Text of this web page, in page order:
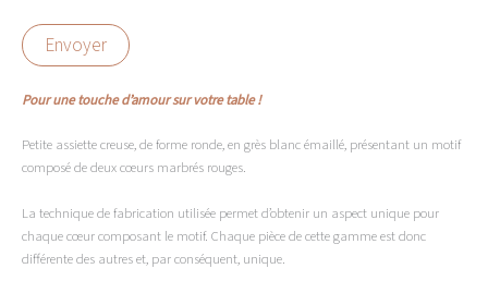
Envoyer
Pour une touche d’amour sur votre table !
Petite assiette creuse, de forme ronde, en grès blanc émaillé, présentant un motif
composé de deux cœurs marbrés rouges.
La technique de fabrication utilisée permet d’obtenir un aspect unique pour
chaque cœur composant le motif. Chaque pièce de cette gamme est donc
différente des autres et, par conséquent, unique.